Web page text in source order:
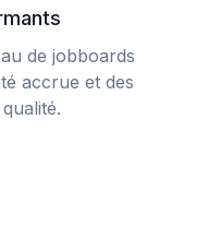
de jobboards
accrue et des